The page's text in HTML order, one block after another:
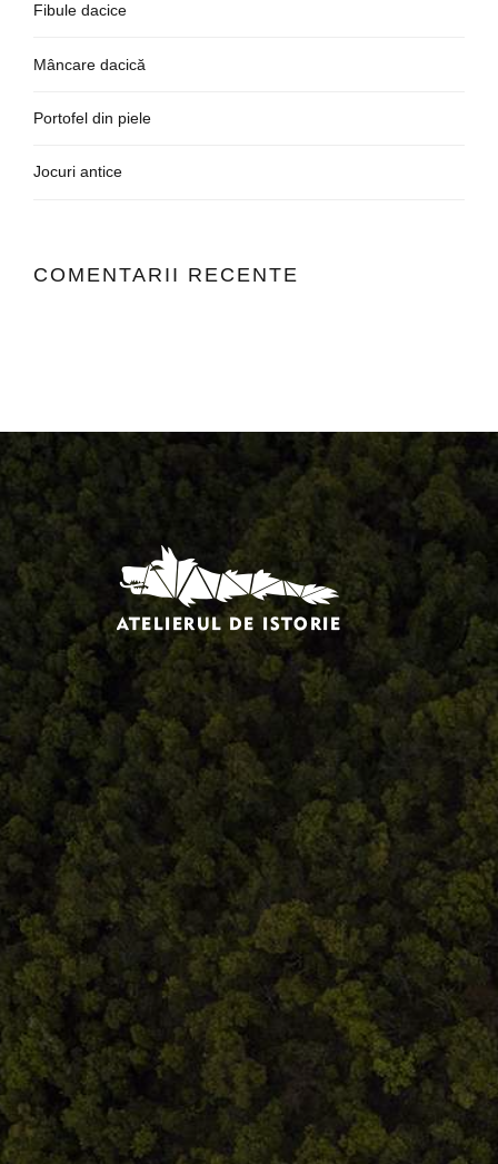
Fibule dacice
Mâncare dacică
Portofel din piele
Jocuri antice
COMENTARII RECENTE
Comandă, plată, livrare
Întreținere produse
Facebook.com/atelieruldeistorie
Contact@atelieruldeistorie.ro
0748.884.543
Termeni și condiții
ANPC
Home Despre noi Produse
Contact
Termeni și condiții
S.C. Atelierul de istorie SRL